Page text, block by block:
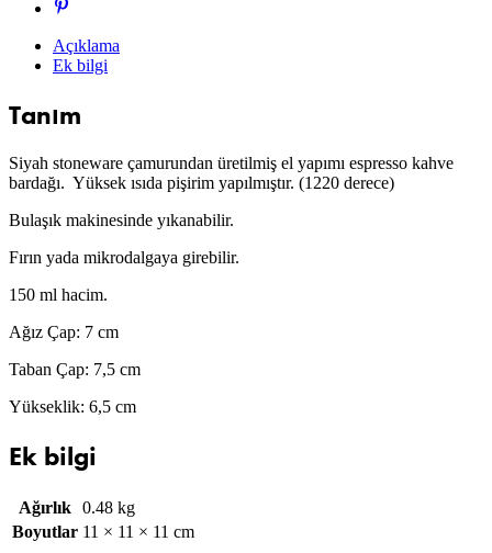
Açıklama
Ek bilgi
Tanım
Siyah stoneware çamurundan üretilmiş el yapımı espresso kahve
bardağı. Yüksek ısıda pişirim yapılmıştır. (1220 derece)
Bulaşık makinesinde yıkanabilir.
Fırın yada mikrodalgaya girebilir.
150 ml hacim.
Ağız Çap: 7 cm
Taban Çap: 7,5 cm
Yükseklik: 6,5 cm
Ek bilgi
Ağırlık 0.48 kg
Boyutlar 11 × 11 × 11 cm